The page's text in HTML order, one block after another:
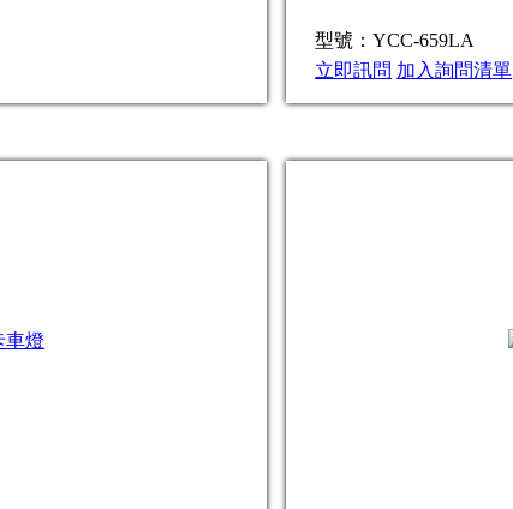
型號：YCC-659LA
立即訊問 加入詢問清單